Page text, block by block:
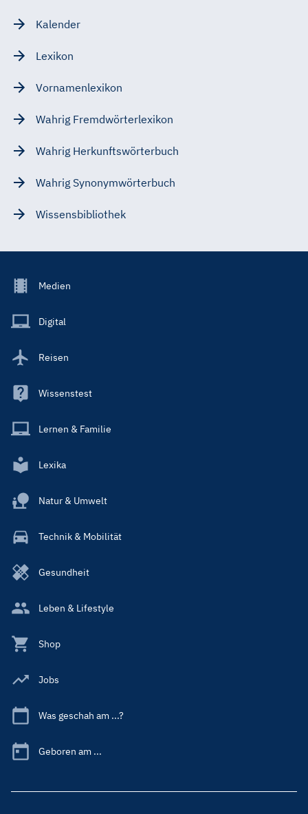
Kalender
Lexikon
Vornamenlexikon
Wahrig Fremdwörterlexikon
Wahrig Herkunftswörterbuch
Wahrig Synonymwörterbuch
Wissensbibliothek
Footer
Main
Medien
Digital
Reisen
Wissenstest
Lernen & Familie
Lexika
Natur & Umwelt
Technik & Mobilität
Gesundheit
Leben & Lifestyle
Shop
Jobs
Was geschah am ...?
Geboren am ...